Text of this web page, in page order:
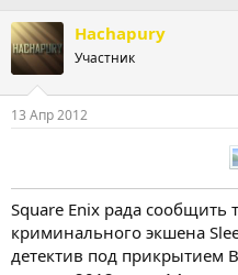
т
о
р
т
м
т
а
Hachapury
Участник
13 Апр 2012
Square Enix рада сообщить
криминального экшена
детектив под прикрытием